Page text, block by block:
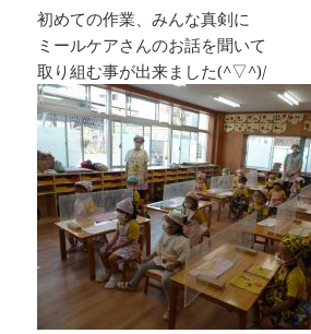
初めての作業、みんな真剣に
ミールケアさんのお話を聞いて
取り組む事が出来ました(^▽^)/